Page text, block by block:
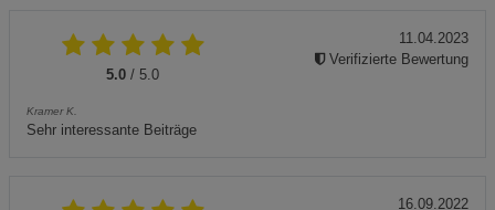
5.0 / 5.0
Kramer K.
Sehr interessante Beiträge
11.04.2023
Verifizierte Bewertung
16.09.2022